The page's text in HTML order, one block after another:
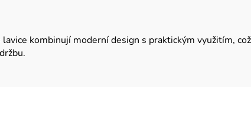
kombinují moderní design s praktickým využitím,